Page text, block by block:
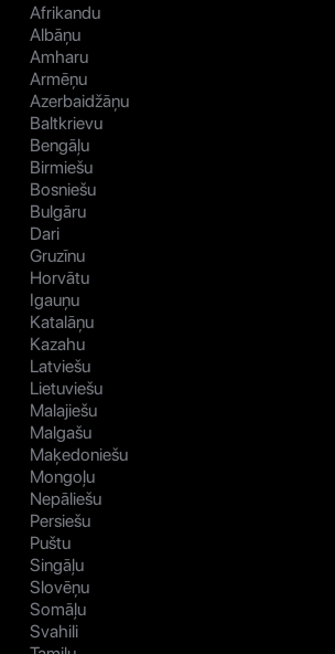
Afrikandu
Albāņu
Amharu
Armēņu
Azerbaidžāņu
Baltkrievu
Bengāļu
Birmiešu
Bosniešu
Bulgāru
Dari
Gruzīnu
Horvātu
Igauņu
Katalāņu
Kazahu
Latviešu
Lietuviešu
Malajiešu
Malgašu
Maķedoniešu
Mongoļu
Nepāliešu
Persiešu
Puštu
Singāļu
Slovēņu
Somāļu
Svahili